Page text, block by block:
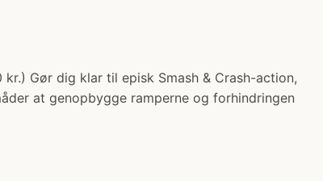
Gør dig klar til episk Smash & Crash-action,
at genopbygge ramperne og forhindringen